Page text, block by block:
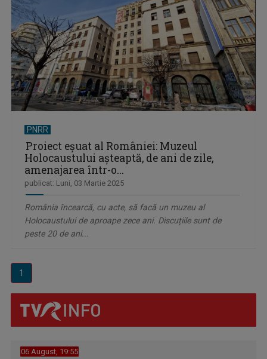
PNRR
Proiect eșuat al României: Muzeul
Holocaustului așteaptă, de ani de zile,
amenajarea într-o...
publicat: Luni, 03 Martie 2025
România încearcă, cu acte, să facă un muzeu al
Holocaustului de aproape zece ani. Discuțiile sunt de
peste 20 de ani...
1
06 August, 19:55